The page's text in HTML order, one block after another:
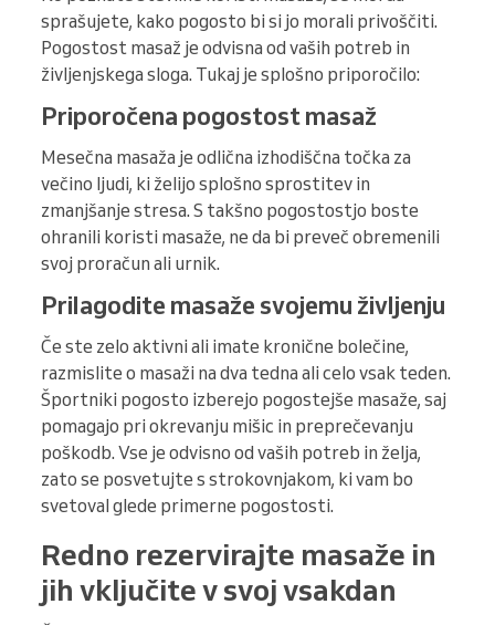
sprašujete, kako pogosto bi si jo morali privoščiti.
Pogostost masaž je odvisna od vaših potreb in
življenjskega sloga. Tukaj je splošno priporočilo:
Priporočena pogostost masaž
Mesečna masaža je odlična izhodiščna točka za
večino ljudi, ki želijo splošno sprostitev in
zmanjšanje stresa. S takšno pogostostjo boste
ohranili koristi masaže, ne da bi preveč obremenili
svoj proračun ali urnik.
Prilagodite masaže svojemu življenju
Če ste zelo aktivni ali imate kronične bolečine,
razmislite o masaži na dva tedna ali celo vsak teden.
Športniki pogosto izberejo pogostejše masaže, saj
pomagajo pri okrevanju mišic in preprečevanju
poškodb. Vse je odvisno od vaših potreb in želja,
zato se posvetujte s strokovnjakom, ki vam bo
svetoval glede primerne pogostosti.
Redno rezervirajte masaže in
jih vključite v svoj vsakdan